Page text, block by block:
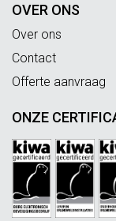
OVER ONS
Over ons
Contact
Offerte aanvraag
ONZE